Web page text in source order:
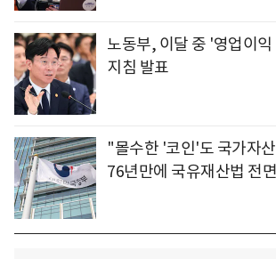
노동부, 이달 중 '영업이
지침 발표
"몰수한 '코인'도 국가자
76년만에 국유재산법 전